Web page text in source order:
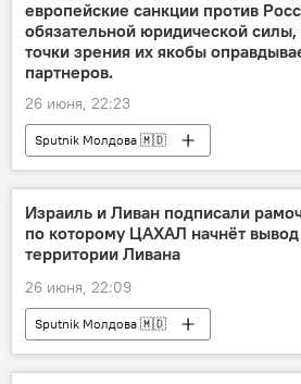
европейские санкции против
обязательной юридической
точки зрения их якобы
партнеров.
26 июня, 22:23
Sputnik Молдова 🇲🇩
Израиль и Ливан подписали
по которому ЦАХАЛ начнёт вывод
территории Ливана
26 июня, 22:09
Sputnik Молдова 🇲🇩